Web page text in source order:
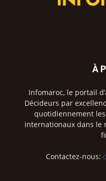
À
Infomaroc, le portail
Décideurs par
quotidiennement
internationaux dans le
Contactez-nous: